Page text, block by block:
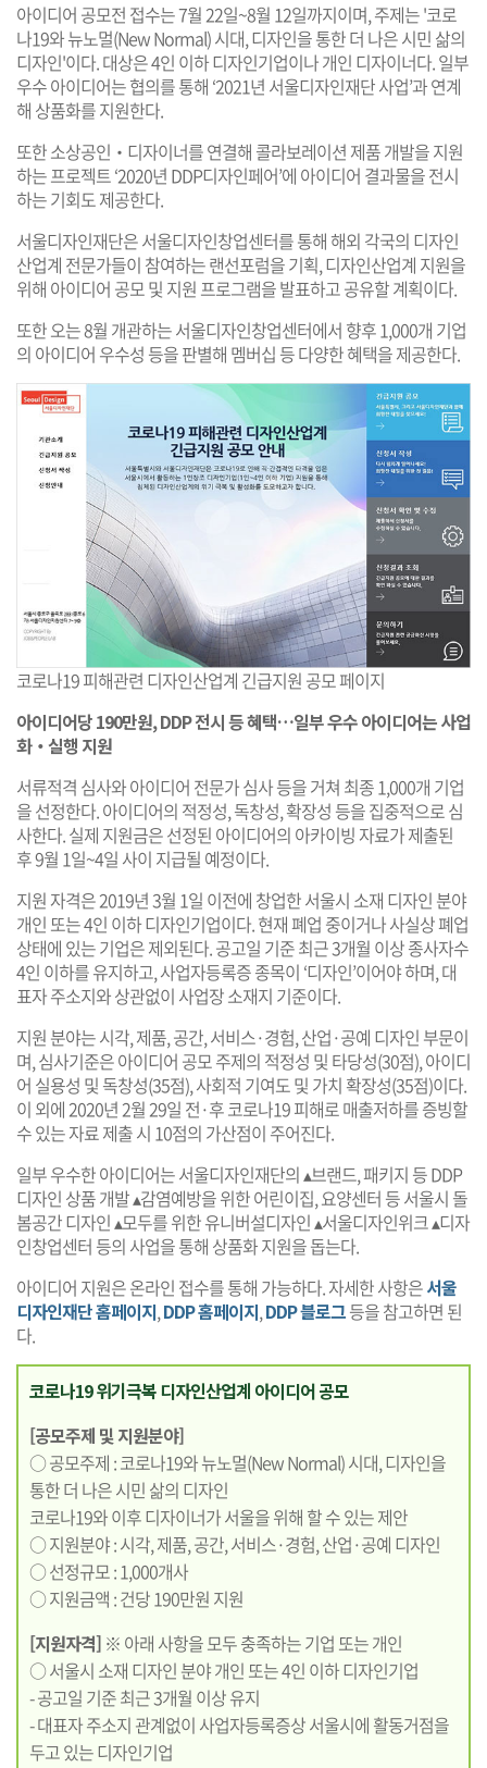
아이디어 공모전 접수는 7월 22일~8월 12일까지이며, 주제는 '코로
나19와 뉴노멀(New Normal) 시대, 디자인을 통한 더 나은 시민 삶의
디자인'이다. 대상은 4인 이하 디자인기업이나 개인 디자이너다. 일부
우수 아이디어는 협의를 통해 ‘2021년 서울디자인재단 사업’과 연계
해 상품화를 지원한다.
또한 소상공인‧디자이너를 연결해 콜라보레이션 제품 개발을 지원
하는 프로젝트 ‘2020년 DDP디자인페어’에 아이디어 결과물을 전시
하는 기회도 제공한다.
서울디자인재단은 서울디자인창업센터를 통해 해외 각국의 디자인
산업계 전문가들이 참여하는 랜선포럼을 기획, 디자인산업계 지원을
위해 아이디어 공모 및 지원 프로그램을 발표하고 공유할 계획이다.
또한 오는 8월 개관하는 서울디자인창업센터에서 향후 1,000개 기업
의 아이디어 우수성 등을 판별해 멤버십 등 다양한 혜택을 제공한다.
코로나19 피해관련 디자인산업계 긴급지원 공모 페이지
아이디어당 190만원, DDP 전시 등 혜택…일부 우수 아이디어는 사업
화‧실행 지원
서류적격 심사와 아이디어 전문가 심사 등을 거쳐 최종 1,000개 기업
을 선정한다. 아이디어의 적정성, 독창성, 확장성 등을 집중적으로 심
사한다. 실제 지원금은 선정된 아이디어의 아카이빙 자료가 제출된
후 9월 1일~4일 사이 지급될 예정이다.
지원 자격은 2019년 3월 1일 이전에 창업한 서울시 소재 디자인 분야
개인 또는 4인 이하 디자인기업이다. 현재 폐업 중이거나 사실상 폐업
상태에 있는 기업은 제외된다. 공고일 기준 최근 3개월 이상 종사자수
4인 이하를 유지하고, 사업자등록증 종목이 ‘디자인’이어야 하며, 대
표자 주소지와 상관없이 사업장 소재지 기준이다.
지원 분야는 시각, 제품, 공간, 서비스·경험, 산업·공예 디자인 부문이
며, 심사기준은 아이디어 공모 주제의 적정성 및 타당성(30점), 아이디
어 실용성 및 독창성(35점), 사회적 기여도 및 가치 확장성(35점)이다.
이 외에 2020년 2월 29일 전·후 코로나19 피해로 매출저하를 증빙할
수 있는 자료 제출 시 10점의 가산점이 주어진다.
일부 우수한 아이디어는 서울디자인재단의 ▴브랜드, 패키지 등 DDP
디자인 상품 개발 ▴감염예방을 위한 어린이집, 요양센터 등 서울시 돌
봄공간 디자인 ▴모두를 위한 유니버설디자인 ▴서울디자인위크 ▴디자
인창업센터 등의 사업을 통해 상품화 지원을 돕는다.
아이디어 지원은 온라인 접수를 통해 가능하다. 자세한 사항은서울
디자인재단 홈페이지,DDP 홈페이지,DDP 블로그등을 참고하면 된
다.
코로나19 위기극복 디자인산업계 아이디어 공모
[공모주제 및 지원분야]
○ 공모주제 : 코로나19와 뉴노멀(New Normal) 시대, 디자인을
통한 더 나은 시민 삶의 디자인
코로나19와 이후 디자이너가 서울을 위해 할 수 있는 제안
○ 지원분야 : 시각, 제품, 공간, 서비스·경험, 산업·공예 디자인
○ 선정규모 : 1,000개사
○ 지원금액 : 건당 190만원 지원
[지원자격] ※ 아래 사항을 모두 충족하는 기업 또는 개인
○ 서울시 소재 디자인 분야 개인 또는 4인 이하 디자인기업
- 공고일 기준 최근 3개월 이상 유지
- 대표자 주소지 관계없이 사업자등록증상 서울시에 활동거점을
두고 있는 디자인기업